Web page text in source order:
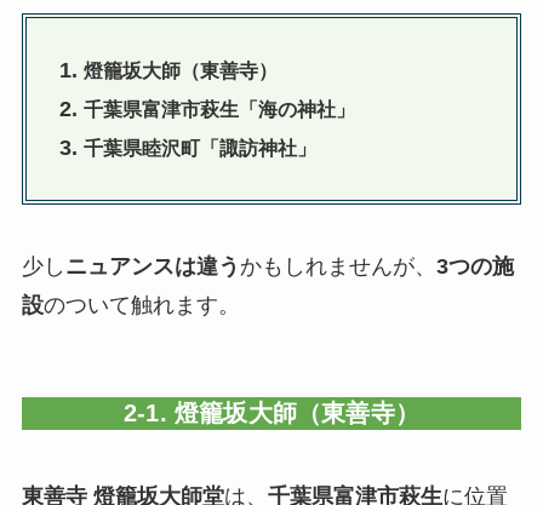
1. 燈籠坂大師（東善寺）
2. 千葉県富津市萩生「海の神社」
3. 千葉県睦沢町「諏訪神社」
少し ニュアンスは違う かもしれませんが、 3つの施
設のついて触れます。
2-1. 燈籠坂大師（東善寺）
東善寺 燈籠坂大師堂は、 千葉県富津市萩生に位置